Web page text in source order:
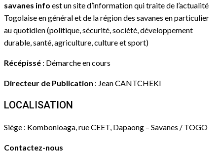
savanes info est un site d’information qui traite de l’actualité
Togolaise en général et de la région des savanes en particulier
au quotidien (politique, sécurité, société, développement
durable, santé, agriculture, culture et sport)
Récépissé : Démarche en cours
Directeur de Publication : Jean CANTCHEKI
LOCALISATION
Siège : Kombonloaga, rue CEET, Dapaong – Savanes / TOGO
Contactez-nous